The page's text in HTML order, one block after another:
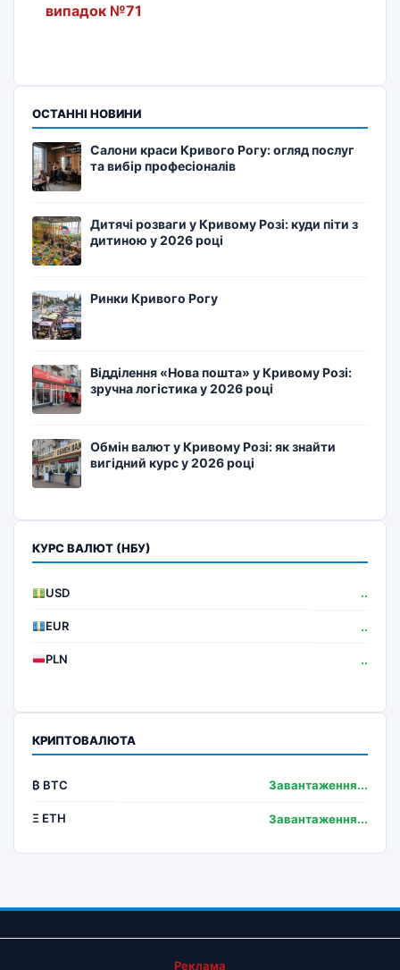
випадок №71
ОСТАННІ НОВИНИ
Салони краси Кривого Рогу: огляд послуг
та вибір професіоналів
Дитячі розваги у Кривому Розі: куди піти з
дитиною у 2026 році
Ринки Кривого Рогу
Відділення «Нова пошта» у Кривому Розі:
зручна логістика у 2026 році
Обмін валют у Кривому Розі: як знайти
вигідний курс у 2026 році
КУРС ВАЛЮТ (НБУ)
USD ..
EUR ..
PLN ..
КРИПТОВАЛЮТА
₿ BTC Завантаження...
Ξ ETH Завантаження...
Реклама